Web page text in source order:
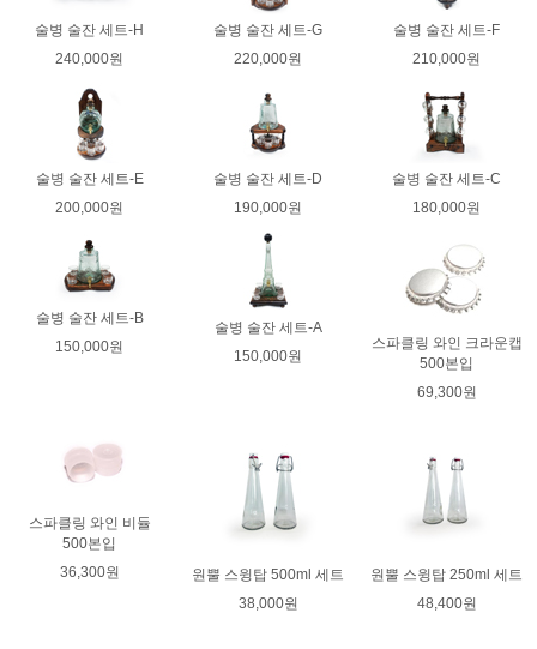
술병 술잔 세트-H
240,000원
술병 술잔 세트-G
220,000원
술병 술잔 세트-F
210,000원
술병 술잔 세트-E
200,000원
술병 술잔 세트-D
190,000원
술병 술잔 세트-C
180,000원
술병 술잔 세트-B
150,000원
술병 술잔 세트-A
150,000원
스파클링 와인 크라운캡
500본입
69,300원
스파클링 와인 비듈
500본입
36,300원
원뿔 스윙탑 500ml 세트
38,000원
원뿔 스윙탑 250ml 세트
48,400원